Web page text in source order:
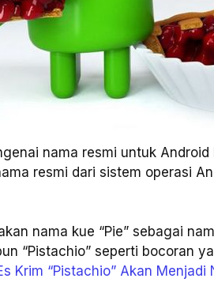
nama resmi untuk
resmi dari sistem operasi
nama kue “Pie” sebagai
“Pistachio” seperti bocoran
Krim “Pistachio” Akan Menjadi